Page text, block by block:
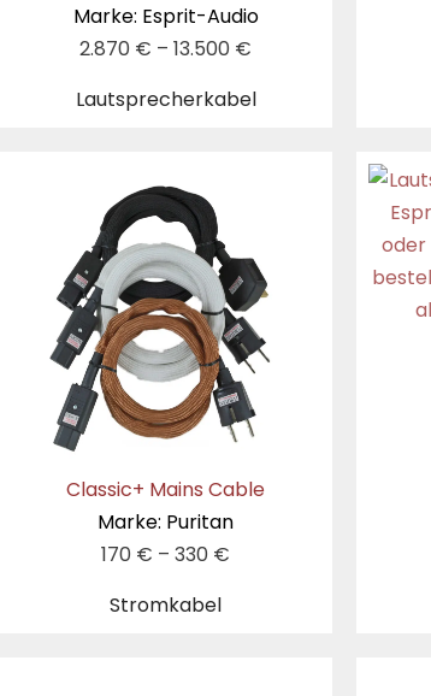
Lautsprecherkabel
Marke: Esprit-Audio
2.870 € –13.500 €
Stromkabel
Classic+ Mains Cable
Marke: Puritan
170 € –330 €